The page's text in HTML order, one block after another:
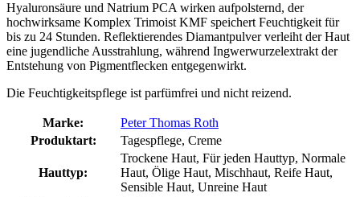
Hyaluronsäure und Natrium PCA wirken aufpolsternd, der
hochwirksame Komplex Trimoist KMF speichert Feuchtigkeit für
bis zu 24 Stunden. Reflektierendes Diamantpulver verleiht der Haut
eine jugendliche Ausstrahlung, während Ingwerwurzelextrakt der
Entstehung von Pigmentflecken entgegenwirkt.
Die Feuchtigkeitspflege ist parfümfrei und nicht reizend.
Marke:
Peter Thomas Roth
Produktart:
Tagespflege, Creme
Hauttyp:
Trockene Haut, Für jeden Hauttyp, Normale
Haut, Ölige Haut, Mischhaut, Reife Haut,
Sensible Haut, Unreine Haut